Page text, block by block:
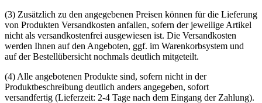
(3) Zusätzlich zu den angegebenen Preisen können für die Lieferung
von Produkten Versandkosten anfallen, sofern der jeweilige Artikel
nicht als versandkostenfrei ausgewiesen ist. Die Versandkosten
werden Ihnen auf den Angeboten, ggf. im Warenkorbsystem und
auf der Bestellübersicht nochmals deutlich mitgeteilt.
(4) Alle angebotenen Produkte sind, sofern nicht in der
Produktbeschreibung deutlich anders angegeben, sofort
versandfertig (Lieferzeit: 2-4 Tage nach dem Eingang der Zahlung).